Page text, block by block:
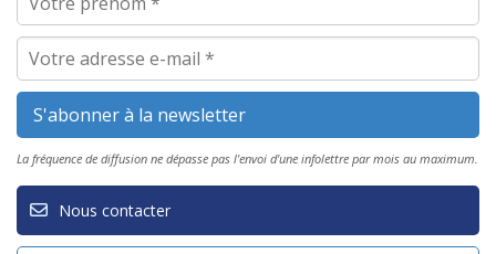
La fréquence de diffusion ne dépasse pas l'envoi d'une infolettre par mois au maximum.
Nous contacter